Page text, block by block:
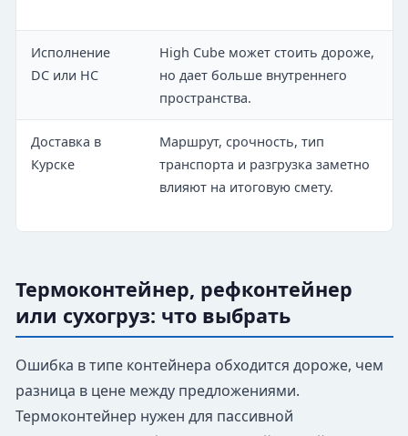
Исполнение
DC или HC
High Cube может стоить дороже,
но дает больше внутреннего
пространства.
Доставка в
Курске
Маршрут, срочность, тип
транспорта и разгрузка заметно
влияют на итоговую смету.
Термоконтейнер, рефконтейнер
или сухогруз: что выбрать
Ошибка в типе контейнера обходится дороже, чем
разница в цене между предложениями.
Термоконтейнер нужен для пассивной